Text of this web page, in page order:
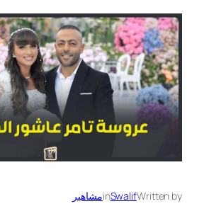
Written by
Swalif
inمشاهير